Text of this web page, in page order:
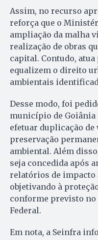
Assim, no recurso
reforça que o
ampliação da malha
realização de obras
capital. Contudo, atua
equalizem o direito
ambientais
Desse modo, foi
município de Goiânia
efetuar duplicação de
preservação
ambiental. Além
seja concedida após
relatórios de impacto
objetivando à
conforme previsto no
Federal.
Em nota, a Seinfra